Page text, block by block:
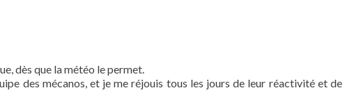
dès que la météo le permet.
des mécanos, et je me réjouis tous les jours de leur réactivité et de